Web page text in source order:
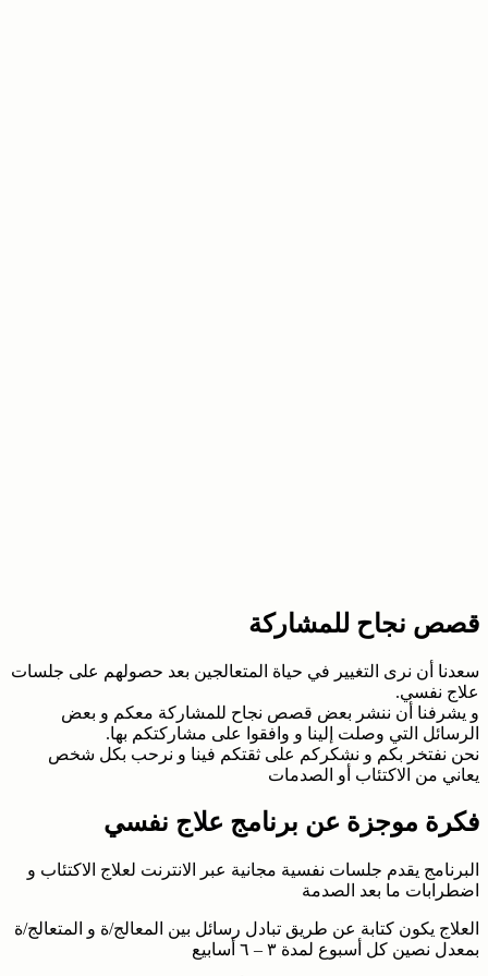
قصص نجاح للمشاركة
سعدنا أن نرى التغيير في حياة المتعالجين بعد حصولهم على جلسات
علاج نفسي.
و يشرفنا أن ننشر بعض قصص نجاح للمشاركة معكم و بعض
الرسائل التي وصلت إلينا و وافقوا على مشاركتكم بها.
نحن نفتخر بكم و نشكركم على ثقتكم فينا و نرحب بكل شخص
يعاني من الاكتئاب أو الصدمات
فكرة موجزة عن برنامج علاج نفسي
البرنامج يقدم جلسات نفسية مجانية عبر الانترنت لعلاج الاكتئاب و
اضطرابات ما بعد الصدمة
العلاج يكون كتابة عن طريق تبادل رسائل بين المعالج/ة و المتعالج/ة
بمعدل نصين كل أسبوع لمدة ٣ – ٦ أسابيع